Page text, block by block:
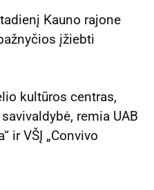
Kauno rajone
įžiebti
kultūros centras,
remia UAB
ir VŠĮ „Convivo